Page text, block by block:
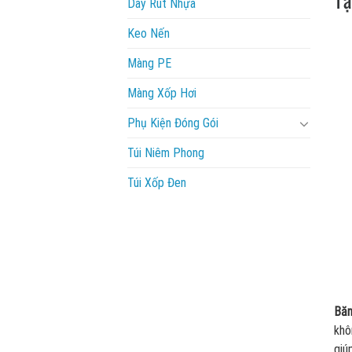
Dây Rút Nhựa
Keo Nến
Màng PE
Màng Xốp Hơi
Phụ Kiện Đóng Gói
Túi Niêm Phong
Túi Xốp Đen